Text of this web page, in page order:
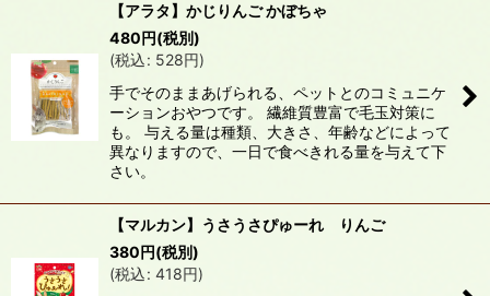
【アラタ】かじりんご かぼちゃ
480円(税別)
(税込: 528円)
手でそのままあげられる、ペットとのコミュニケ
ーションおやつです。 繊維質豊富で毛玉対策に
も。 与える量は種類、大きさ、年齢などによって
異なりますので、一日で食べきれる量を与えて下
さい。
【マルカン】うさうさぴゅーれ りんご
380円(税別)
(税込: 418円)